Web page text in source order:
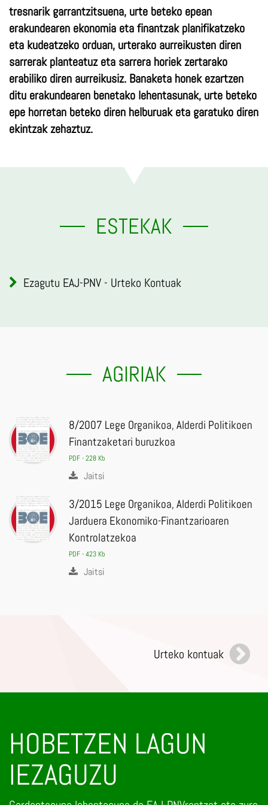
tresnarik garrantzitsuena, urte beteko epean
erakundearen ekonomia eta finantzak planifikatzeko
eta kudeatzeko orduan, urterako aurreikusten diren
sarrerak planteatuz eta sarrera horiek zertarako
erabiliko diren aurreikusiz. Banaketa honek ezartzen
ditu erakundearen benetako lehentasunak, urte beteko
epe horretan beteko diren helburuak eta garatuko diren
ekintzak zehaztuz.
ESTEKAK
Ezagutu EAJ-PNV - Urteko Kontuak
AGIRIAK
8/2007 Lege Organikoa, Alderdi Politikoen
Finantzaketari buruzkoa
PDF - 228 Kb
Jaitsi
3/2015 Lege Organikoa, Alderdi Politikoen
Jarduera Ekonomiko-Finantzarioaren
Kontrolatzekoa
PDF - 423 Kb
Jaitsi
Urteko kontuak
HOBETZEN LAGUN
IEZAGUZU